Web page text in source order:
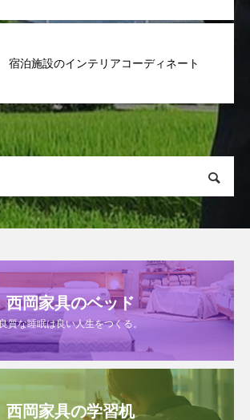
宿泊施設のインテリアコーディネート
西岡家具のベッド
質な睡眠は良い人生をつくる。
西岡家具の学習机